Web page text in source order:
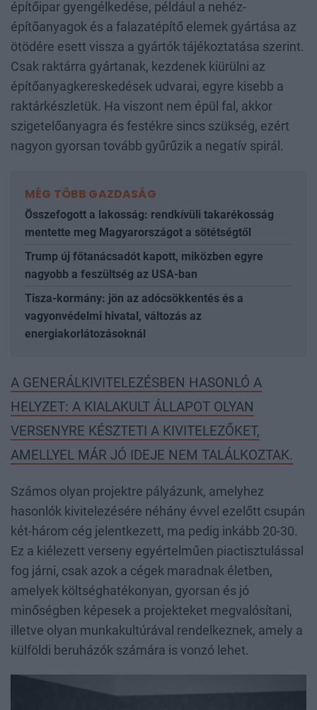
építőipar gyengélkedése, például a nehéz-
építőanyagok és a falazatépítő elemek gyártása az
ötödére esett vissza a gyártók tájékoztatása szerint.
Csak raktárra gyártanak, kezdenek kiürülni az
építőanyagkereskedések udvarai, egyre kisebb a
raktárkészletük. Ha viszont nem épül fal, akkor
szigetelőanyagra és festékre sincs szükség, ezért
nagyon gyorsan tovább gyűrűzik a negatív spirál.
MÉG TÖBB GAZDASÁG
Összefogott a lakosság: rendkívüli takarékosság
mentette meg Magyarországot a sötétségtől
Trump új főtanácsadót kapott, miközben egyre
nagyobb a feszültség az USA-ban
Tisza-kormány: jön az adócsökkentés és a
vagyonvédelmi hivatal, változás az
energiakorlátozásoknál
A GENERÁLKIVITELEZÉSBEN HASONLÓ A
HELYZET: A KIALAKULT ÁLLAPOT OLYAN
VERSENYRE KÉSZTETI A KIVITELEZŐKET,
AMELLYEL MÁR JÓ IDEJE NEM TALÁLKOZTAK.
Számos olyan projektre pályázunk, amelyhez
hasonlók kivitelezésére néhány évvel ezelőtt csupán
két-három cég jelentkezett, ma pedig inkább 20-30.
Ez a kiélezett verseny egyértelműen piactisztulással
fog járni, csak azok a cégek maradnak életben,
amelyek költséghatékonyan, gyorsan és jó
minőségben képesek a projekteket megvalósítani,
illetve olyan munkakultúrával rendelkeznek, amely a
külföldi beruházók számára is vonzó lehet.